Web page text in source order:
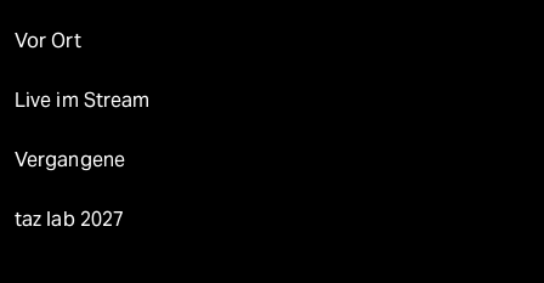
Vor Ort
Live im Stream
Vergangene
taz lab 2027